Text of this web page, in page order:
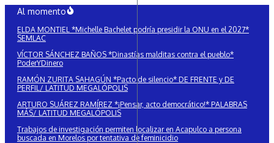
Saltar
contenido
Al momento
ELDA MONTIEL *Michelle Bachelet podría presidir la ONU en el 2027*
SEMLAC
VÍCTOR SÁNCHEZ BAÑOS *Dinastías malditas contra el pueblo*
PoderYDinero
RAMÓN ZURITA SAHAGÚN *Pacto de silencio* DE FRENTE y DE
PERFIL/ LATITUD MEGALÓPOLIS
ARTURO SUÁREZ RAMÍREZ *¡Pensar, acto democrático!* PALABRAS
MÁS/ LATITUD MEGALÓPOLIS
Trabajos de investigación permiten localizar en Acapulco a persona
buscada en Morelos por tentativa de feminicidio